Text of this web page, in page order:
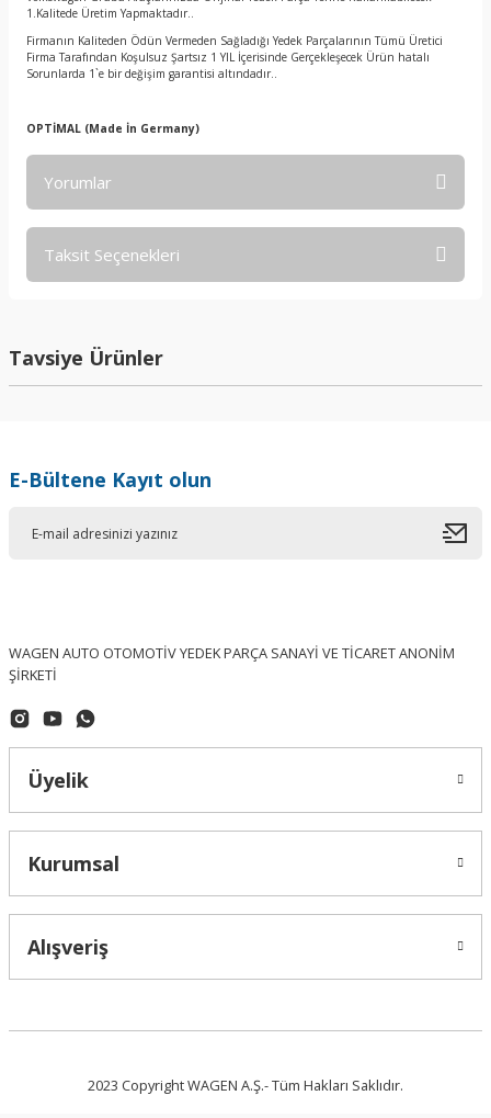
1.Kalitede Üretim Yapmaktadır..
Firmanın Kaliteden Ödün Vermeden Sağladığı Yedek Parçalarının Tümü Üretici
Firma Tarafından Koşulsuz Şartsız 1 YIL İçerisinde Gerçekleşecek Ürün hatalı
Sorunlarda 1`e bir değişim garantisi altındadır..
OPTİMAL (Made İn Germany)
Yorumlar
Taksit Seçenekleri
Tavsiye Ürünler
OPTIMAL (Made In Germany)
2.185,26 ₺
E-Bültene Kayıt olun
WAGEN AUTO OTOMOTİV YEDEK PARÇA SANAYİ VE TİCARET ANONİM
ŞİRKETİ
Üyelik
Kurumsal
Alışveriş
2023 Copyright WAGEN A.Ş.- Tüm Hakları Saklıdır.